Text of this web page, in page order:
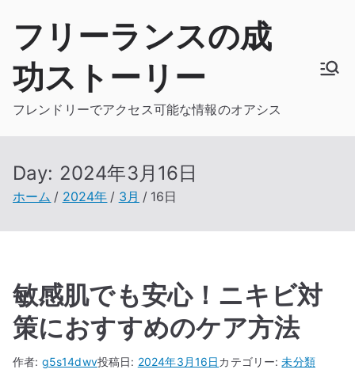
フリーランスの成
功ストーリー
フレンドリーでアクセス可能な情報のオアシス
Day: 2024年3月16日
ホーム 2024年 3月 16日
敏感肌でも安心！ニキビ対
策におすすめのケア方法
作者: g5s14dwv投稿日: 2024年3月16日カテゴリー:未分類